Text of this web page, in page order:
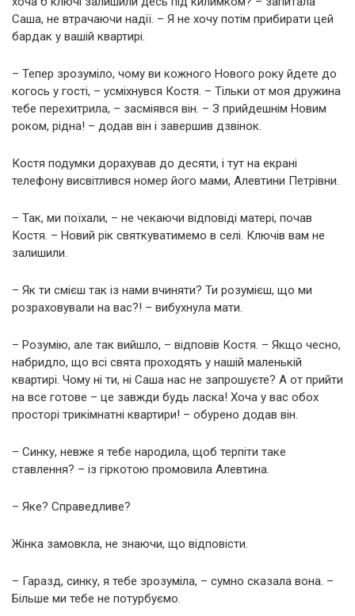
Саша, не втрачаючи надії. – Я не хочу потім прибирати цей
бардак у вашій квартирі.
– Тепер зрозуміло, чому ви кожного Нового року йдете до
когось у гості, – усміхнувся Костя. – Тільки от моя дружина
тебе перехитрила, – засміявся він. – З прийдешнім Новим
роком, рідна! – додав він і завершив дзвінок.
Костя подумки дорахував до десяти, і тут на екрані
телефону висвітлився номер його мами, Алевтини Петрівни.
– Так, ми поїхали, – не чекаючи відповіді матері, почав
Костя. – Новий рік святкуватимемо в селі. Ключів вам не
залишили.
– Як ти смієш так із нами вчиняти? Ти розумієш, що ми
розраховували на вас?! – вибухнула мати.
– Розумію, але так вийшло, – відповів Костя. – Якщо чесно,
набридло, що всі свята проходять у нашій маленькій
квартирі. Чому ні ти, ні Саша нас не запрошуєте? А от прийти
на все готове – це завжди будь ласка! Хоча у вас обох
просторі трикімнатні квартири! – обурено додав він.
– Синку, невже я тебе народила, щоб терпіти таке
ставлення? – із гіркотою промовила Алевтина.
– Яке? Справедливе?
Жінка замовкла, не знаючи, що відповісти.
– Гаразд, синку, я тебе зрозуміла, – сумно сказала вона. –
Більше ми тебе не потурбуємо.